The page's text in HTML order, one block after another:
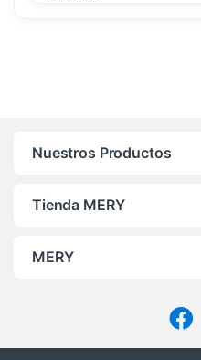
Nuestros Productos
Tienda MERY
MERY